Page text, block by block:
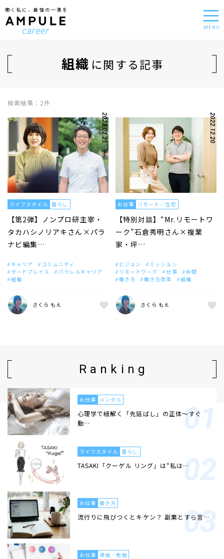
働く私に、最強の一滴を
MENU
組織 に関する記事
検索結果：2件
2023.02.21
ライフスタイル 暮らし
【第2弾】ノンプロ研主宰・
タカハシノリアキさん×パラ
ナビ編集…
キャリア
コミュニティ
サードプレイス
パラレルキャリア
組織
さくら もえ
2022.12.20
お仕事 リモート／在宅
【特別対談】“Mr.リモートワ
ーク”石倉秀明さん×複業
家・坪…
ビジョン
ミッション
リモートワーク
仕事
仲間
働き方
働き方改革 組織
さくら もえ
Ranking
お仕事 メンタル
心理学で紐解く「先延ばし」の正体〜すぐ
動…
ライフスタイル 暮らし
TASAKI「クーゲル リング」は“私は…
お仕事 働き方
流行りに飛びつくとキケン？ 副業とすら言…
お仕事 資格／勉強